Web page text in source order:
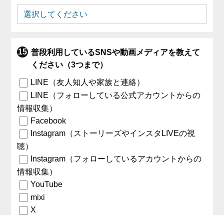
普段利用しているSNSや動画メディアを教えて
ください（3つまで）
LINE（友人知人や家族と連絡）
LINE（フォローしている公式アカウントからの
情報収集）
Facebook
Instagram（ストーリーズやインスタLIVEの視
聴）
Instagram（フォローしているアカウントからの
情報収集）
YouTube
mixi
X